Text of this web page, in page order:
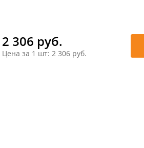
2 306 руб.
Цена за 1 шт: 2 306 руб.